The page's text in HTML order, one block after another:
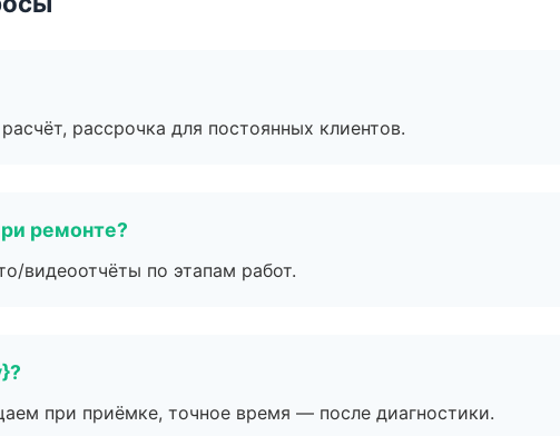
рассрочка для постоянных клиентов.
ремонте?
видеоотчёты по этапам работ.
при приёмке, точное время — после диагностики.